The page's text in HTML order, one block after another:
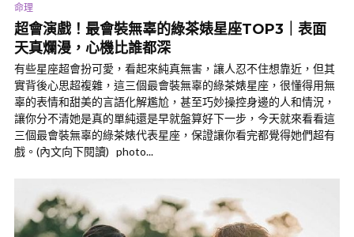
命理
超會演戲！最會裝無辜的綠茶婊星座TOP3｜表面
天真爛漫，心機比誰都深
有些星座超會扮可愛，看起來純真無害，讓人忍不住想靠近，但其
實背後心思超複雜，這三個最會裝無辜的綠茶婊星座，很懂得用無
辜的表情和甜美的言語化解尷尬，甚至巧妙操控身邊的人和情況，
讓你分不清她是真的單純還是早就盤算好下一步，今天就來看看這
三個最會裝無辜的綠茶婊代表星座，保證讓你看完都覺得她們超有
戲。(內文向下閱讀) photo...